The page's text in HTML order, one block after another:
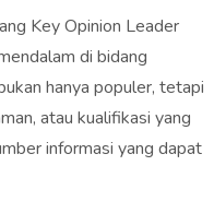
Key Opinion Leader
di bidang
hanya populer, tetapi
atau kualifikasi yang
informasi yang dapat